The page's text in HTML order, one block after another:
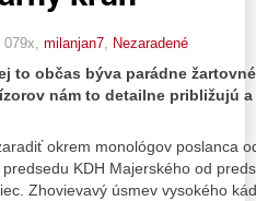
079x, milanjan7 Nezaradené
to občas býva parádne
nám to detailne približujú
okrem monológov poslanca
KDH Majerského od
Zhovievavý úsmev vysokého